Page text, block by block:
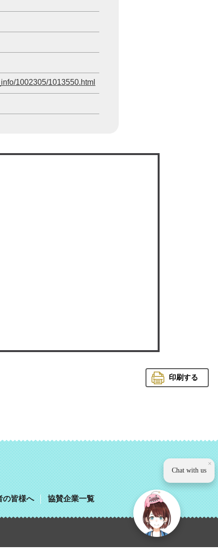
1002305/1013550.html
印刷する
観光いば
の皆様へ 協賛企業一覧
×
Chat with us